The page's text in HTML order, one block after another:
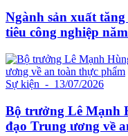
Ngành sản xuất
tiêu công nghiệp
Sự kiện - 13/07/2026
Bộ trưởng Lê Mạnh
đạo Trung ương về